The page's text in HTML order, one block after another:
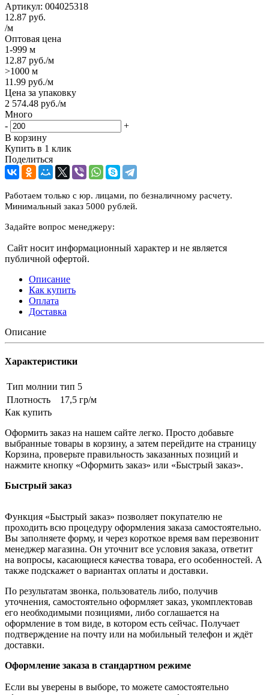
Артикул: 004025318
12.87 руб.
/м
Оптовая цена
1-999 м
12.87 руб./м
>1000 м
11.99 руб./м
Цена за упаковку
2 574.48 руб./м
Много
-
+
В корзину
Купить в 1 клик
Поделиться
Работаем только с юр. лицами, по безналичному расчету.
Минимальный заказ 5000 рублей.
Задайте вопрос менеджеру:
Сайт носит информационный характер и не является
публичной офертой.
Описание
Как купить
Оплата
Доставка
Описание
Характеристики
Тип молнии тип 5
Плотность
17,5 гр/м
Как купить
Оформить заказ на нашем сайте легко. Просто добавьте
выбранные товары в корзину, а затем перейдите на страницу
Корзина, проверьте правильность заказанных позиций и
нажмите кнопку «Оформить заказ» или «Быстрый заказ».
Быстрый заказ
Функция «Быстрый заказ» позволяет покупателю не
проходить всю процедуру оформления заказа самостоятельно.
Вы заполняете форму, и через короткое время вам перезвонит
менеджер магазина. Он уточнит все условия заказа, ответит
на вопросы, касающиеся качества товара, его особенностей. А
также подскажет о вариантах оплаты и доставки.
По результатам звонка, пользователь либо, получив
уточнения, самостоятельно оформляет заказ, укомплектовав
его необходимыми позициями, либо соглашается на
оформление в том виде, в котором есть сейчас. Получает
подтверждение на почту или на мобильный телефон и ждёт
доставки.
Оформление заказа в стандартном режиме
Если вы уверены в выборе, то можете самостоятельно